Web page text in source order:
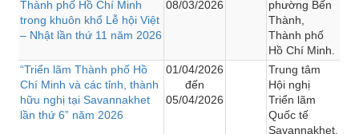
Thành phố Hồ Chí Minh
trong khuôn khổ Lễ hội Việt
– Nhật lần thứ 11 năm 2026
08/03/2026
phường Bến
Thành,
Thành phố
Hồ Chí Minh.
“Triển lãm Thành phố Hồ
Chí Minh và các tỉnh, thành
hữu nghị tại Savannakhet
lần thứ 6” năm 2026
01/04/2026
đến
05/04/2026
Trung tâm
Hội nghị
Triển lãm
Quốc tế
Savannakhet,